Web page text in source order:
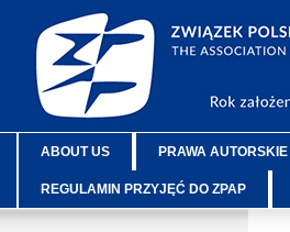
ABOUT US PRAWA AUTORSKIE
REGULAMIN PRZYJĘĆ DO ZPAP